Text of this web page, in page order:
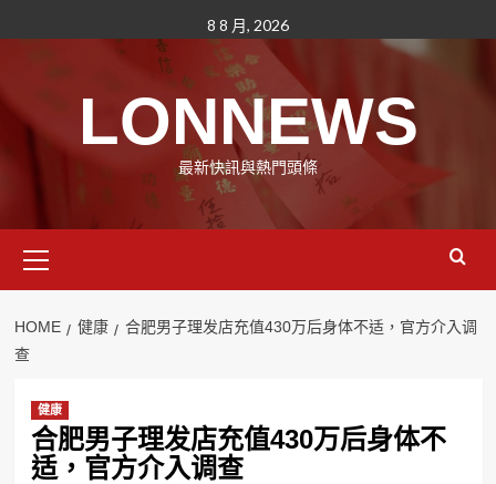
to
8 8 月, 2026
LONNEWS
最新快訊與熱門頭條
Menu
HOME 健康
合肥男子理发店充值430万后身体不适，官方介入调
查
健康
合肥男子理发店充值430万后身体不
适，官方介入调查